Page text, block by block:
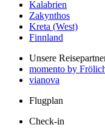
Kalabrien
Zakynthos
Kreta (West)
Finnland
Unsere
momento by
vianova
Flugplan
Check-in